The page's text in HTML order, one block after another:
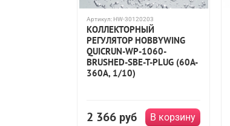
Артикул: HW-30120203
КОЛЛЕКТОРНЫЙ
РЕГУЛЯТОР HOBBYWING
QUICRUN-WP-1060-
BRUSHED-SBE-T-PLUG (60A-
360A, 1/10)
2 366 руб В корзину